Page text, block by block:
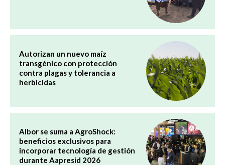
Autorizan un nuevo maíz
transgénico con protección
contra plagas y tolerancia a
herbicidas
Albor se suma a AgroShock:
beneficios exclusivos para
incorporar tecnología de gestión
durante Aapresid 2026